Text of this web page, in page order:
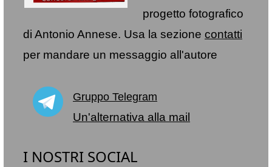
progetto fotografico
di Antonio Annese. Usa la sezione contatti
per mandare un messaggio all'autore
Gruppo Telegram
Un'alternativa alla mail
I NOSTRI SOCIAL